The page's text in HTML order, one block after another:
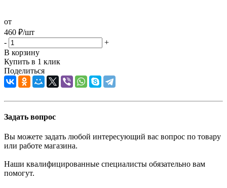
от
460 ₽/шт
-
+
В корзину
Купить в 1 клик
Поделиться
Задать вопрос
Вы можете задать любой интересующий вас вопрос по товару
или работе магазина.
Наши квалифицированные специалисты обязательно вам
помогут.